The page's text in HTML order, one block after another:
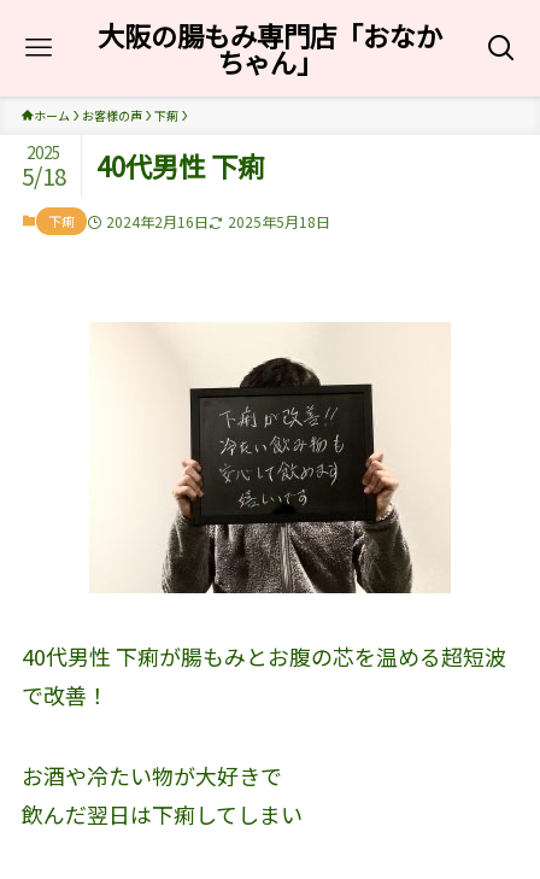
大阪の腸もみ専門店「おなか
ちゃん」
ホーム お客様の声 下痢
40代男性 下痢
2025
5/18
下痢 2024年2月16日 2025年5月18日
40代男性 下痢が腸もみとお腹の芯を温める超短波
で改善！
お酒や冷たい物が大好きで
飲んだ翌日は下痢してしまい